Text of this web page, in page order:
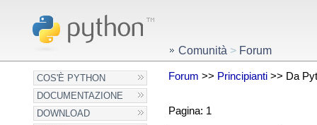
COS'È PYTHON
DOCUMENTAZIONE
DOWNLOAD
Comunità > Forum
Forum >> Principianti>> Da
Pagina: 1